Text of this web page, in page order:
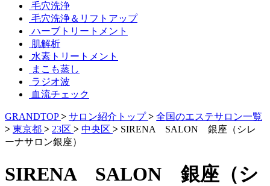
毛穴洗浄
毛穴洗浄＆リフトアップ
ハーブトリートメント
肌解析
水素トリートメント
まこも蒸し
ラジオ波
血流チェック
GRANDTOP > サロン紹介トップ > 全国のエステサロン一覧
> 東京都 > 23区 > 中央区 > SIRENA SALON 銀座（シレ
ーナサロン銀座）
SIRENA SALON 銀座（シ